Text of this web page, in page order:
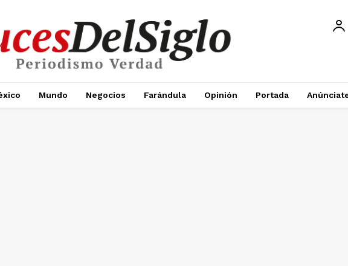
Mundo Negocios Farándula Opinión Portada